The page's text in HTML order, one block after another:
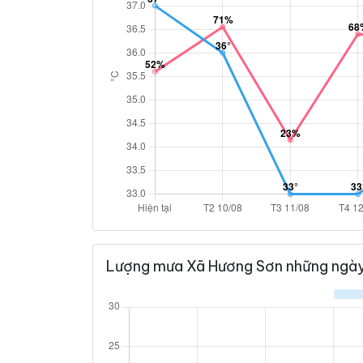
Lượng mưa Xã Hương Sơn những